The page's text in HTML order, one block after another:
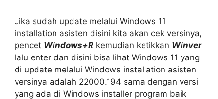
Jika sudah update melalui Windows 11
installation asisten disini kita akan cek versinya,
pencet Windows+R kemudian ketikkan Winver
lalu enter dan disini bisa lihat Windows 11 yang
di update melalui Windows installation asisten
versinya adalah 22000.194 sama dengan versi
yang ada di Windows installer program baik